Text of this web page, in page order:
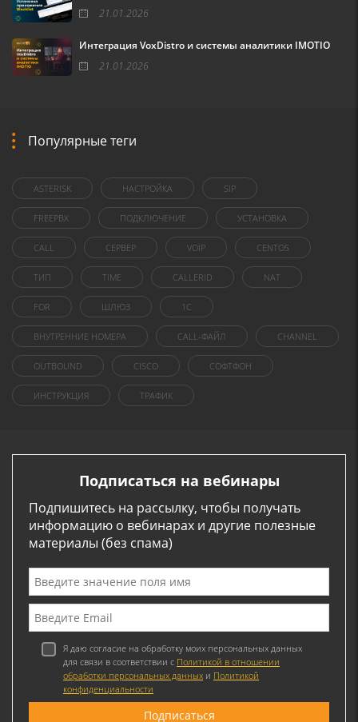
21.01.2026
Интеграция VoxDistro и системы аналитики IMOTIO
21.01.2026
Популярные теги
ASTERISK НАСТРОЙКА SIP
FREEPBX ПОДКЛЮЧЕНИЕ УСТАНОВКА
CALL СЕРВЕР VOIP CENTOS
ТИП TIME CALLERID NAT
FOR ШЛЮЗ 1C
ВНУТРЕННИЕ НОМЕРА CALL-ФАЙЛ CHANNEL
OUTBOUND CISCO СОФТФОН
ИНСТРУКЦИЯ ТРАФИК
Подписаться на вебинары
Подпишитесь на рассылку, чтобы получать
информацию о вебинарах и другие полезные
материалы (без спама)
Я даю согласие на обработку моих персональных данных
для связи в соответствии с Политикой в отношении
обработки персональных данных и Политикой
конфиденциальности